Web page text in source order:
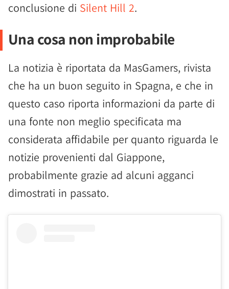
conclusione di Silent Hill 2.
Una cosa non improbabile
La notizia è riportata da MasGamers, rivista
che ha un buon seguito in Spagna, e che in
questo caso riporta informazioni da parte di
una fonte non meglio specificata ma
considerata affidabile per quanto riguarda le
notizie provenienti dal Giappone,
probabilmente grazie ad alcuni agganci
dimostrati in passato.